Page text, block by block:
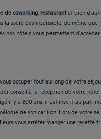
de coworking restaurantet bien
pas insensible, de même
nos hôtels vous permettent
occuper tout au long de votre
conseil à la réception de votre
il y a 800 ans, il est inscrit au
de son carillon. Lors de votre
vous arrêter manger une recette